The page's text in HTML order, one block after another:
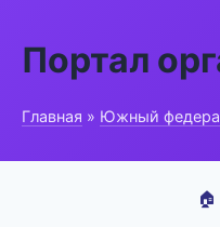
Портал
Главная » Южный